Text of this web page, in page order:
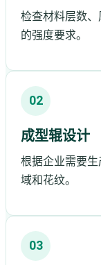
检查材料层数
的强度要求。
02
成型辊设计
根据企业需要
域和花纹。
03